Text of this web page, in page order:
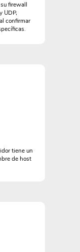
firewall
UDP,
confirmar
tiene un
de host